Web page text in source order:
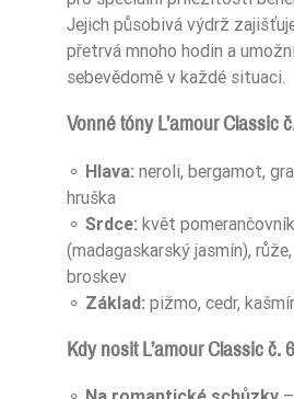
Jejich působivá výdrž
přetrvá mnoho hodin a
sebevědomě v každé situaci.
Vonné tóny L’amour Classic
⚬ Hlava: neroli, bergamot,
hruška
⚬ Srdce: květ
(madagaskarský jasmín),
broskev
⚬ Základ: pižmo, cedr,
Kdy nosit L’amour Classic č.